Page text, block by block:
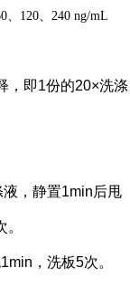
、120、240 ng/mL
，即1份的20×洗涤
，静置1min后甩
，洗板5次。